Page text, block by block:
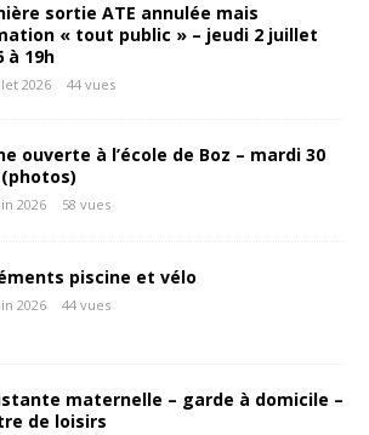
sortie ATE annulée mais
« tout public » – jeudi 2 juillet
à 19h
2026 44 vues
ouverte à l’école de Boz – mardi 30
2026 58 vues
piscine et vélo
2026 44 vues
maternelle – garde à domicile –
de loisirs